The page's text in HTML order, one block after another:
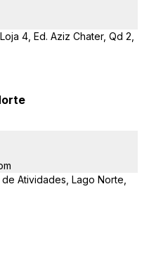
4, Ed. Aziz Chater, Qd 2,
Atividades, Lago Norte,